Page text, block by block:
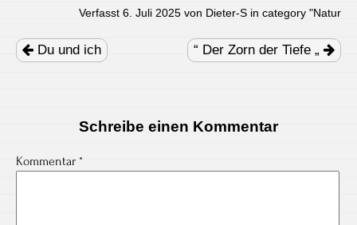
Verfasst 6. Juli 2025 von Dieter-S in category "Natur
navigation
Du und ich “ Der Zorn der Tiefe „
Schreibe einen Kommentar
Kommentar *